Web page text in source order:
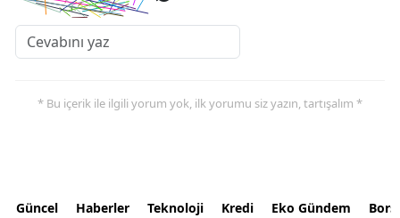
* Bu içerik ile ilgili yorum yok, ilk yorumu siz yazın, tartışalım *
Güncel Haberler Teknoloji Kredi Eko Gündem